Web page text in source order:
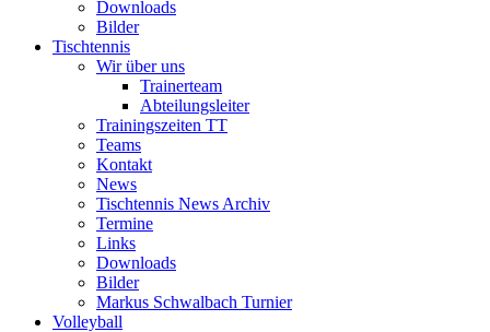
Downloads
Bilder
Tischtennis
Wir über uns
Trainerteam
Abteilungsleiter
Trainingszeiten TT
Teams
Kontakt
News
Tischtennis News Archiv
Termine
Links
Downloads
Bilder
Markus Schwalbach Turnier
Volleyball